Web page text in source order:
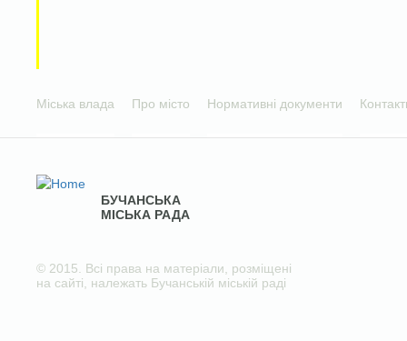
Міська влада Про місто Нормативні документи
БУЧАНСЬКА
МІСЬКА РАДА
© 2015. Всі права на матеріали, розміщені
на сайті, належать Бучанській міській раді